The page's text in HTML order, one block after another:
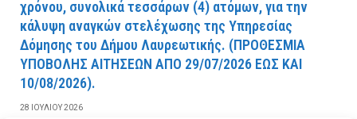
χρόνου, συνολικά τεσσάρων (4) ατόμων, για την
κάλυψη αναγκών στελέχωσης της Υπηρεσίας
Δόμησης του Δήμου Λαυρεωτικής. (ΠPOΘEΣMIA
YΠOBOΛHΣ AITHΣEΩN AΠO 29/07/2026 EΩΣ KAI
10/08/2026).
28 ΙΟΥΛΊΟΥ 2026